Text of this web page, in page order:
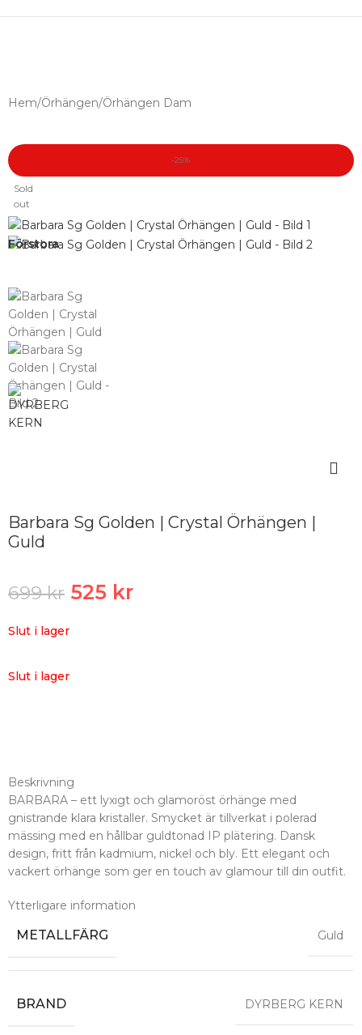
Hem/Örhängen/Örhängen Dam
-25%
Sold
out
Förstora
Barbara Sg Golden | Crystal Örhängen |
Guld
699kr 525 kr
Slut i lager
Slut i lager
Beskrivning
BARBARA – ett lyxigt och glamoröst örhänge med
gnistrande klara kristaller. Smycket är tillverkat i polerad
mässing med en hållbar guldtonad IP plätering. Dansk
design, fritt från kadmium, nickel och bly. Ett elegant och
vackert örhänge som ger en touch av glamour till din outfit.
Ytterligare information
METALLFÄRG Guld
BRAND DYRBERG KERN